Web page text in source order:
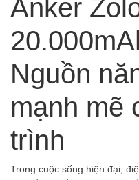
Anker
Nguồn
mạnh mẽ
trình
Trong cuộc sống hiện đại,